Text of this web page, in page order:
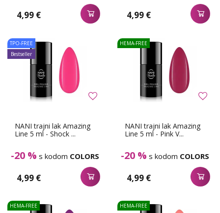
4,99 € 4,99 €
NANI trajni lak Amazing
Line 5 ml - Shock ...
-20 % s kodom COLORS
4,99 €
TPO-FREE
Bestseller
NANI trajni lak Amazing
Line 5 ml - Pink V...
-20 % s kodom COLORS
4,99 €
HEMA-FREE
HEMA-FREE HEMA-FREE